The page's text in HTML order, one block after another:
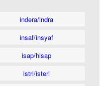
indera/indra
insaf/insyaf
isap/hisap
istri/isteri